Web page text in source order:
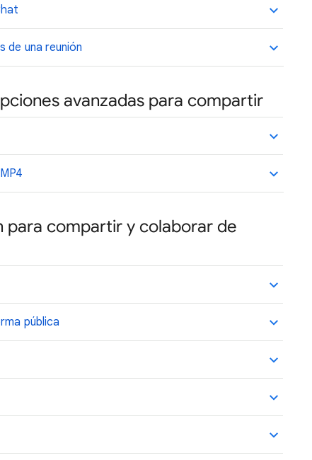
una reunión
avanzadas para compartir
para compartir y colaborar de
pública